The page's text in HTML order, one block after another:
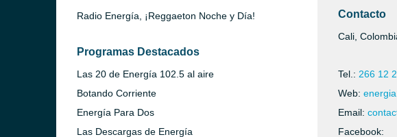
Radio Energía, ¡Reggaeton Noche y Día!
Programas Destacados
Las 20 de Energía 102.5 al aire
Botando Corriente
Energía Para Dos
Las Descargas de Energía
Contacto
Cali,
Tel.: 266 12
Web:
Email:
Facebook: